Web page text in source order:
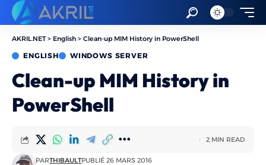
AKRIL.NET> English > Clean-up MIM History in PowerShell
ENGLISH WINDOWS SERVER
Clean-up MIM History in
PowerShell
PARTHIBAULTPUBLIÉ 26 MARS 2016
2 MIN READ